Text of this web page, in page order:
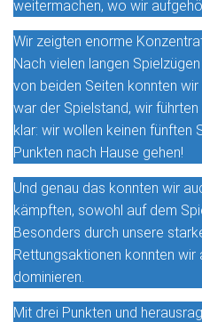
weitermachen, wo wir
Wir zeigten enorme
Nach vielen langen
von beiden Seiten konnten wir
war der Spielstand, wir
klar: wir wollen keinen fünften
Punkten nach Hause gehen!
Und genau das konnten wir
kämpften, sowohl auf dem
Besonders durch unsere
Rettungsaktionen konnten wir
dominieren.
Mit drei Punkten und